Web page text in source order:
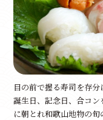
目の前で握る寿司を存分
誕生日、記念日、合コ
に朝とれ和歌山地物の旬